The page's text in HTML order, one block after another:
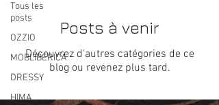
Tous les
posts
OZZIO
MOBLIBERICA
DRESSY
HIMA
Posts à venir
Découvrez d'autres catégories de ce
blog ou revenez plus tard.